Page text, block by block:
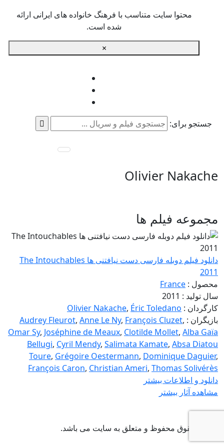
محتوا سایت متناسب با فرهنگ خانواده های ایرانی ارائه
شده است.
×
جستجو برای:
Olivier Nakache
مجموعه فیلم ها
دانلود فیلم دوبله فارسی دست نیافتنی ها The Intouchables
2011
محصول : France
سال تولید : 2011
کارگردان :
Olivier Nakache, Éric Toledano
بازیگران :
Audrey Fleurot, Anne Le Ny, François Cluzet,
Omar Sy, Joséphine de Meaux, Clotilde Mollet, Alba Gaïa
Bellugi, Cyril Mendy, Salimata Kamate, Absa Diatou
Toure, Grégoire Oestermann, Dominique Daguier,
François Caron, Christian Ameri, Thomas Solivérès
دانلود و اطلاعات بیشتر
مشاهده آثار بیشتر
تمامی حقوق محفوظ و متعلق به سایت می باشد.